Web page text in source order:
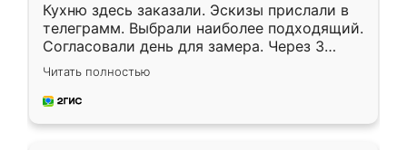
Кухню здесь заказали. Эскизы прислали в
телеграмм. Выбрали наиболее подходящий.
Согласовали день для замера. Через 3
недели кухня была уже готова. Остались
довольны работой. Спасибо Ренессанс
мебель за качественную работу!
Читать полностью